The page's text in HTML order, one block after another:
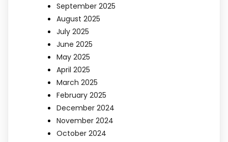
September 2025
August 2025
July 2025
June 2025
May 2025
April 2025
March 2025
February 2025
December 2024
November 2024
October 2024